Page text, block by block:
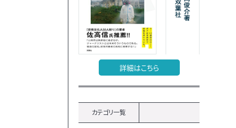
詳細はこちら
カテゴリ一覧